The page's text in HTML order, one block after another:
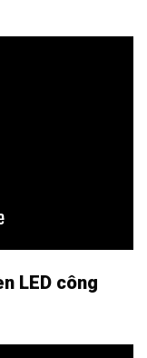
LED công